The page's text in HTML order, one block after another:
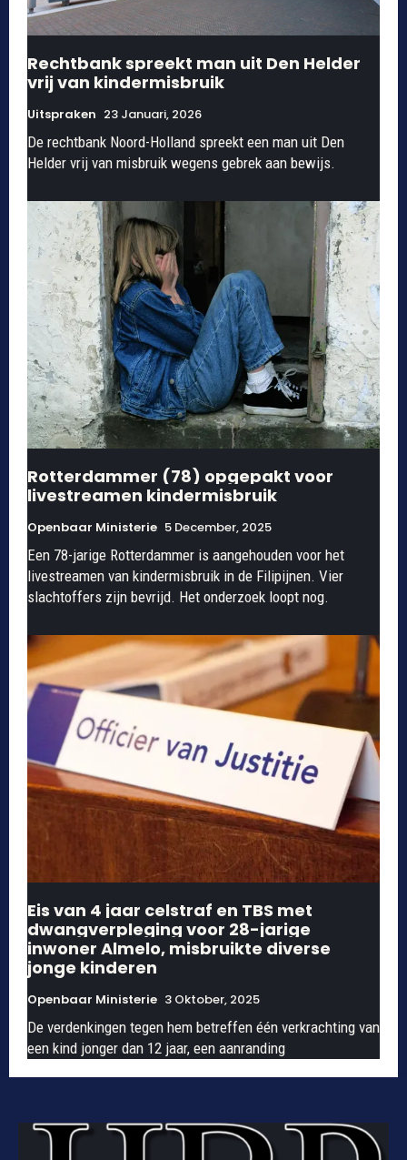
Rechtbank spreekt man uit Den Helder
vrij van kindermisbruik
Uitspraken 23 Januari, 2026
De rechtbank Noord-Holland spreekt een man uit Den
Helder vrij van misbruik wegens gebrek aan bewijs.
Rotterdammer (78) opgepakt voor
livestreamen kindermisbruik
Openbaar Ministerie 5 December, 2025
Een 78-jarige Rotterdammer is aangehouden voor het
livestreamen van kindermisbruik in de Filipijnen. Vier
slachtoffers zijn bevrijd. Het onderzoek loopt nog.
Eis van 4 jaar celstraf en TBS met
dwangverpleging voor 28-jarige
inwoner Almelo, misbruikte diverse
jonge kinderen
Openbaar Ministerie 3 Oktober, 2025
De verdenkingen tegen hem betreffen één verkrachting van
een kind jonger dan 12 jaar, een aanranding